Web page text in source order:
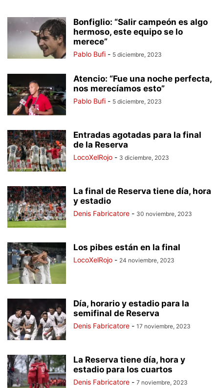
Bonfiglio: “Salir campeón es algo
hermoso, este equipo se lo
merece”
Pablo Bufi - 5 diciembre, 2023
Atencio: “Fue una noche perfecta,
nos merecíamos esto”
Pablo Bufi - 5 diciembre, 2023
Entradas agotadas para la final
de la Reserva
LocoXelRojo - 3 diciembre, 2023
La final de Reserva tiene día, hora
y estadio
Denis Fabricatore - 30 noviembre, 2023
Los pibes están en la final
LocoXelRojo - 24 noviembre, 2023
Día, horario y estadio para la
semifinal de Reserva
Denis Fabricatore - 17 noviembre, 2023
La Reserva tiene día, hora y
estadio para los cuartos
Denis Fabricatore - 7 noviembre, 2023